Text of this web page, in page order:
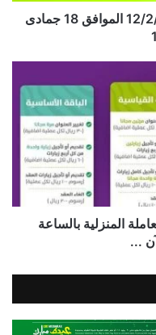
عروض كارفور لهذا الأسبوع 12/2/2020 الموافق 18 جمادى
المنزلية بالساعة
...